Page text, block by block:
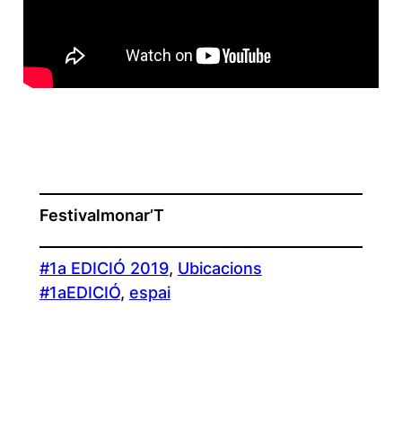
Festivalmonar’T
#1a EDICIÓ 2019, Ubicacions
#1aEDICIÓ, espai